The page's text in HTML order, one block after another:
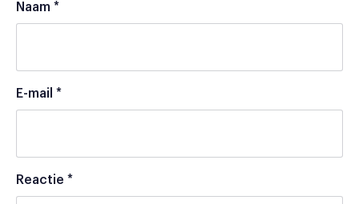
Naam *
E-mail *
Reactie *